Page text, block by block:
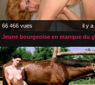
66 466 vues
il y a